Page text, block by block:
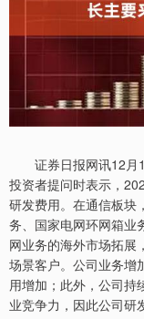
证券日报网讯12月
投资者提问时表示，
研发费用。在通信板块
务、国家电网环网箱业
网业务的海外市场拓展
场景客户。公司业务增
用增加；此外，公司持
业竞争力，因此公司研